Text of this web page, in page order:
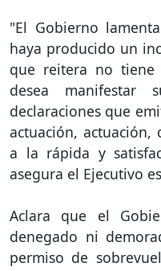
"El Gobierno
haya producido un
que reitera no tiene
desea manifestar
declaraciones que
actuación,
a la rápida y
asegura el Ejecutivo
Aclara que el
denegado ni
permiso de